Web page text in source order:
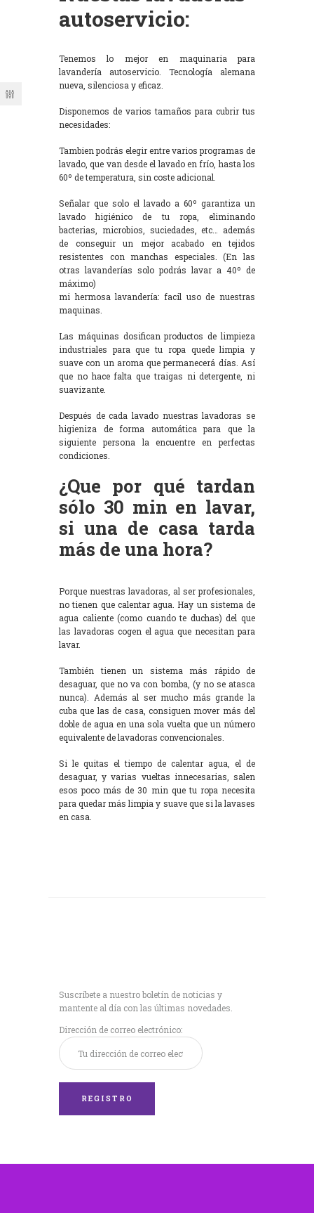
autoservicio:
Tenemos lo mejor en maquinaria para
lavandería autoservicio. Tecnología alemana
nueva, silenciosa y eficaz.
Disponemos de varios tamaños para cubrir tus
necesidades:
Tambien podrás elegir entre varios programas de
lavado, que van desde el lavado en frío, hasta los
60º de temperatura, sin coste adicional.
Señalar que solo el lavado a 60º garantiza un
lavado higiénico de tu ropa, eliminando
bacterias, microbios, suciedades, etc… además
de conseguir un mejor acabado en tejidos
resistentes con manchas especiales. (En las
otras lavanderías solo podrás lavar a 40º de
máximo)
mi hermosa lavandería: facil uso de nuestras
maquinas.
Las máquinas dosifican productos de limpieza
industriales para que tu ropa quede limpia y
suave con un aroma que permanecerá días. Así
que no hace falta que traigas ni detergente, ni
suavizante.
Después de cada lavado nuestras lavadoras se
higieniza de forma automática para que la
siguiente persona la encuentre en perfectas
condiciones.
¿Que por qué tardan
sólo 30 min en lavar,
si una de casa tarda
más de una hora?
Porque nuestras lavadoras, al ser profesionales,
no tienen que calentar agua. Hay un sistema de
agua caliente (como cuando te duchas) del que
las lavadoras cogen el agua que necesitan para
lavar.
También tienen un sistema más rápido de
desaguar, que no va con bomba, (y no se atasca
nunca). Además al ser mucho más grande la
cuba que las de casa, consiguen mover más del
doble de agua en una sola vuelta que un número
equivalente de lavadoras convencionales.
Si le quitas el tiempo de calentar agua, el de
desaguar, y varias vueltas innecesarias, salen
esos poco más de 30 min que tu ropa necesita
para quedar más limpia y suave que si la lavases
en casa.
Suscríbete a nuestro boletín de noticias y
mantente al día con las últimas novedades.
Dirección de correo electrónico: